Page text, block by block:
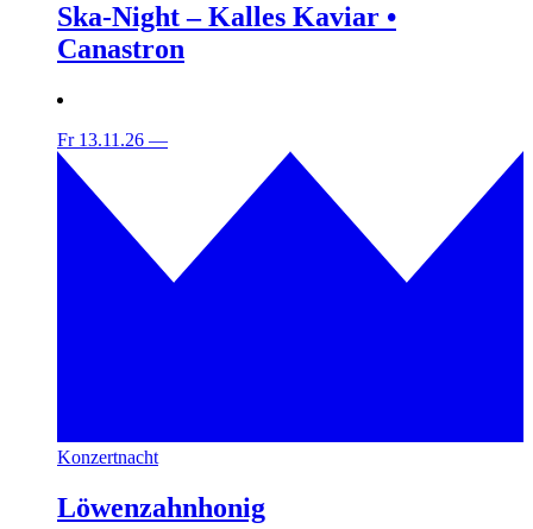
Ska-Night – Kalles Kaviar •
Canastron
Fr 13.11.26 —
Konzertnacht
Löwenzahnhonig